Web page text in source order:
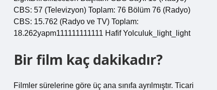
CBS: 57 (Televizyon) Toplam: 76 Bölüm 76 (Radyo)
CBS: 15.762 (Radyo ve TV) Toplam:
18.262yapm111111111111 Hafif Yolculuk_light_light
Bir film kaç dakikadır?
Filmler sürelerine göre üç ana sınıfa ayrılmıştır. Ticari